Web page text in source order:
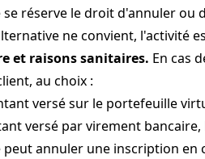
se réserve le droit d'annuler
ne convient, l'activité
et raisons sanitaires. En cas
au choix :
versé sur le portefeuille
versé par virement
peut annuler une inscription